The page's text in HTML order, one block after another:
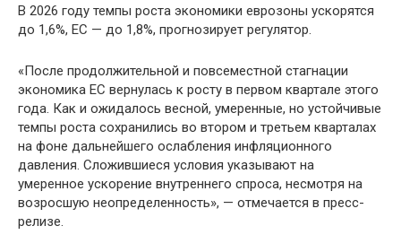
В 2026 году темпы роста экономики еврозоны ускорятся
до 1,6%, ЕС — до 1,8%, прогнозирует регулятор.
«После продолжительной и повсеместной стагнации
экономика ЕС вернулась к росту в первом квартале этого
года. Как и ожидалось весной, умеренные, но устойчивые
темпы роста сохранились во втором и третьем кварталах
на фоне дальнейшего ослабления инфляционного
давления. Сложившиеся условия указывают на
умеренное ускорение внутреннего спроса, несмотря на
возросшую неопределенность», — отмечается в пресс-
релизе.